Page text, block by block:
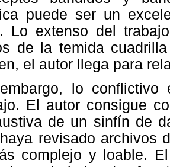
puede ser un
Lo extenso del
de la temida
el autor llega para
lo
El autor consigue
de un sinfín de
revisado archivos
complejo y loable.